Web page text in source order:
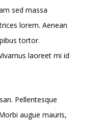
sed massa
lorem. Aenean
tortor.
laoreet mi id
Pellentesque
augue mauris,